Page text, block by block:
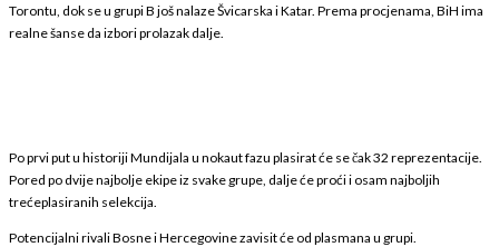
Torontu, dok se u grupi B još nalaze Švicarska i Katar. Prema procjenama, BiH ima
realne šanse da izbori prolazak dalje.
Po prvi put u historiji Mundijala u nokaut fazu plasirat će se čak 32 reprezentacije.
Pored po dvije najbolje ekipe iz svake grupe, dalje će proći i osam najboljih
trećeplasiranih selekcija.
Potencijalni rivali Bosne i Hercegovine zavisit će od plasmana u grupi.